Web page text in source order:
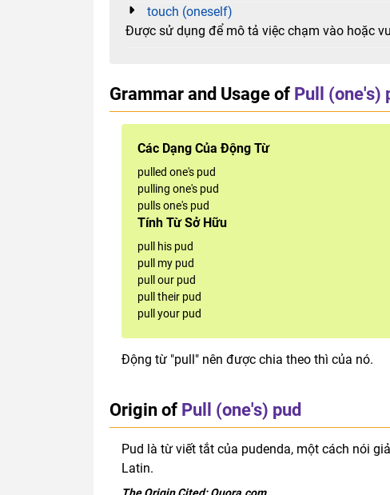
touch (oneself)
Được sử dụng để mô tả việc chạm vào hoặc
Grammar and Usage of Pull (one's)
Các Dạng Của Động Từ
pulled one's pud
pulling one's pud
pulls one's pud
Tính Từ Sở Hữu
pull his pud
pull my pud
pull our pud
pull their pud
pull your pud
Động từ "pull" nên được chia theo thì của nó.
Origin of Pull (one's) pud
Pud là từ viết tắt của pudenda, một cách nói
Latin.
The Origin Cited:Quora.com.